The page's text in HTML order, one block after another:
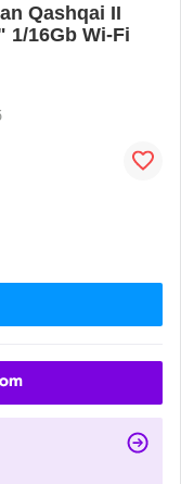
Qashqai II
1/16Gb Wi-Fi